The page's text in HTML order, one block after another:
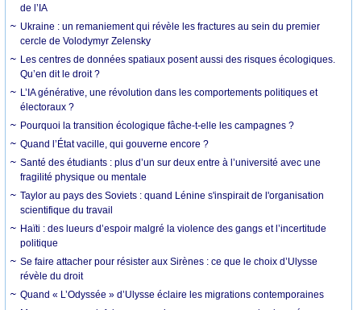
de l’IA
Ukraine : un remaniement qui révèle les fractures au sein du premier
cercle de Volodymyr Zelensky
Les centres de données spatiaux posent aussi des risques écologiques.
Qu’en dit le droit ?
L’IA générative, une révolution dans les comportements politiques et
électoraux ?
Pourquoi la transition écologique fâche-t-elle les campagnes ?
Quand l’État vacille, qui gouverne encore ?
Santé des étudiants : plus d’un sur deux entre à l’université avec une
fragilité physique ou mentale
Taylor au pays des Soviets : quand Lénine s'inspirait de l'organisation
scientifique du travail
Haïti : des lueurs d’espoir malgré la violence des gangs et l’incertitude
politique
Se faire attacher pour résister aux Sirènes : ce que le choix d’Ulysse
révèle du droit
Quand « L’Odyssée » d’Ulysse éclaire les migrations contemporaines